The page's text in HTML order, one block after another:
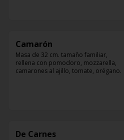
Camarón
Masa de 32 cm. tamaño familiar,
rellena con pomodoro, mozzarella,
camarones al ajillo, tomate, orégano.
De Carnes